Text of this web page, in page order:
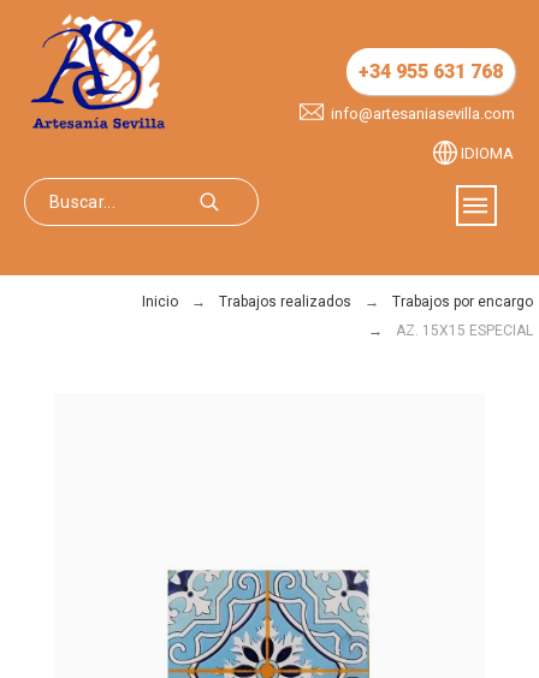
+34 955 631 768
info@artesaniasevilla.com
IDIOMA
Inicio Trabajos realizados
Trabajos por encargo
AZ. 15X15 ESPECIAL